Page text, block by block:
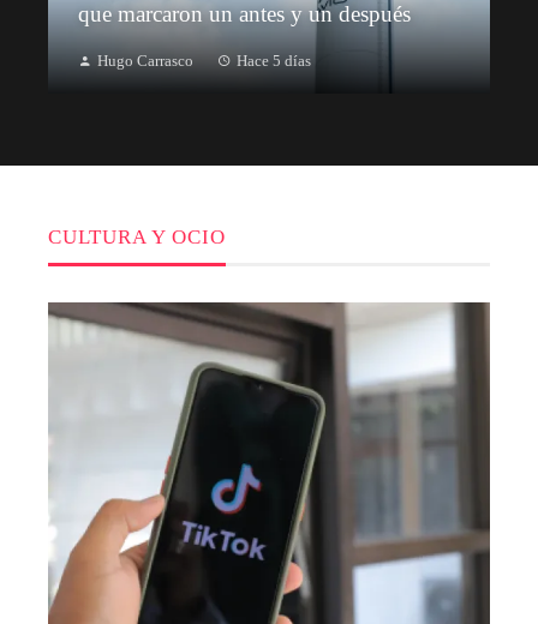
que marcaron un antes y un después
Hugo Carrasco Hace 5 días
CULTURA Y OCIO